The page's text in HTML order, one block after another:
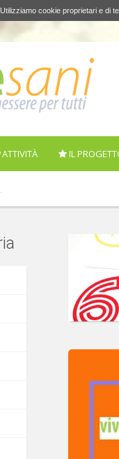
Utilizziamo cookie proprietari e di
ATTIVITÀ IL